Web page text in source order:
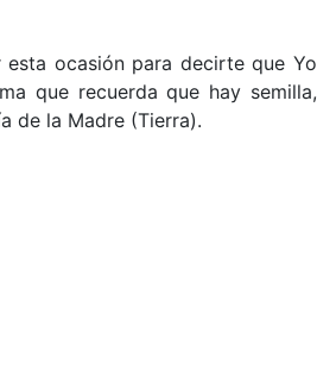
ocasión para decirte que Yo
que recuerda que hay semilla,
de la Madre (Tierra).